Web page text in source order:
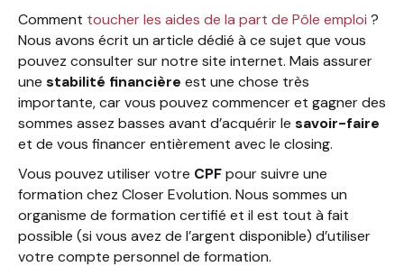
Comment toucher les aides de la part de Pôle emploi ?
Nous avons écrit un article dédié à ce sujet que vous
pouvez consulter sur notre site internet. Mais assurer
une stabilité financière est une chose très
importante, car vous pouvez commencer et gagner des
sommes assez basses avant d’acquérir le savoir-faire
et de vous financer entièrement avec le closing.
Vous pouvez utiliser votre CPFpour suivre une
formation chez Closer Evolution. Nous sommes un
organisme de formation certifié et il est tout à fait
possible (si vous avez de l’argent disponible) d’utiliser
votre compte personnel de formation.